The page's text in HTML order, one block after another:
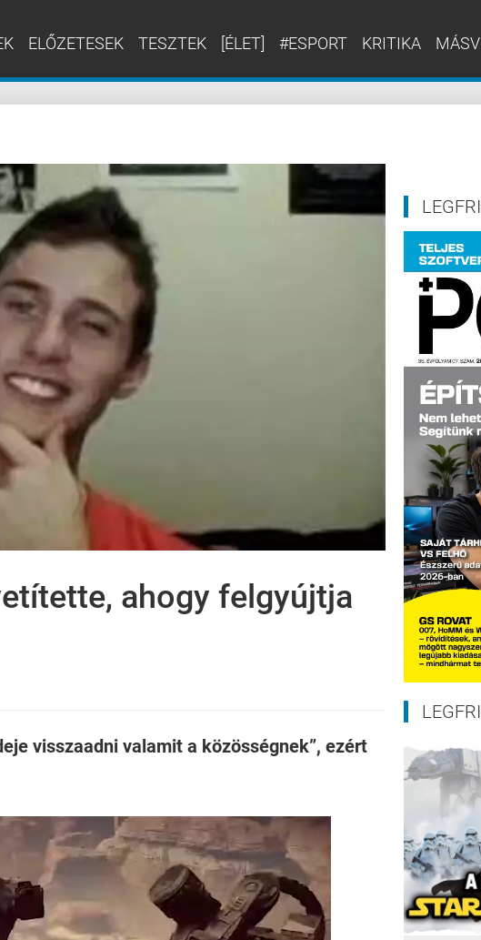
ELŐZETESEK TESZTEK [ÉLET] #ESPORT KRITIKA
ahogy felgyújtja
visszaadni valamit a közösségnek”, ezért